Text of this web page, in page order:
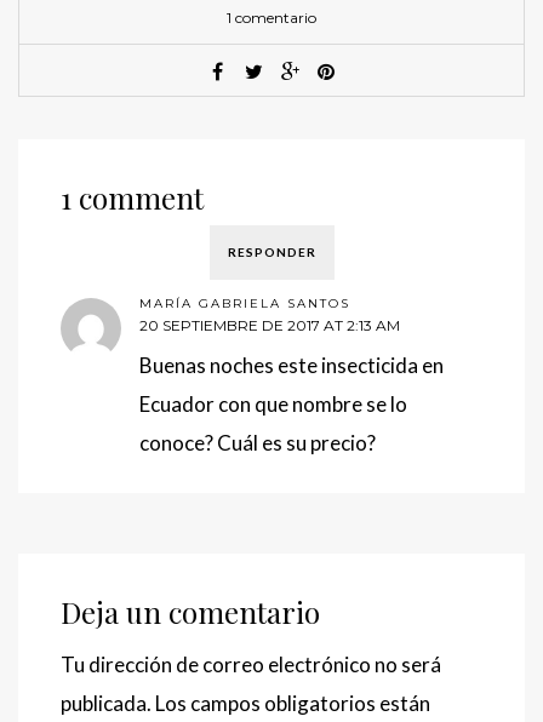
1 comentario
1 comment
RESPONDER
MARÍA GABRIELA SANTOS
20 SEPTIEMBRE DE 2017 AT 2:13 AM
Buenas noches este insecticida en
Ecuador con que nombre se lo
conoce? Cuál es su precio?
Deja un comentario
Tu dirección de correo electrónico no será
publicada. Los campos obligatorios están